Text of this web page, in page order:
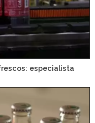
especialista